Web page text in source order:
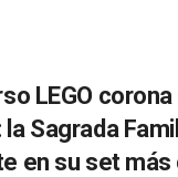
LEGO
Sagrada
en su set más